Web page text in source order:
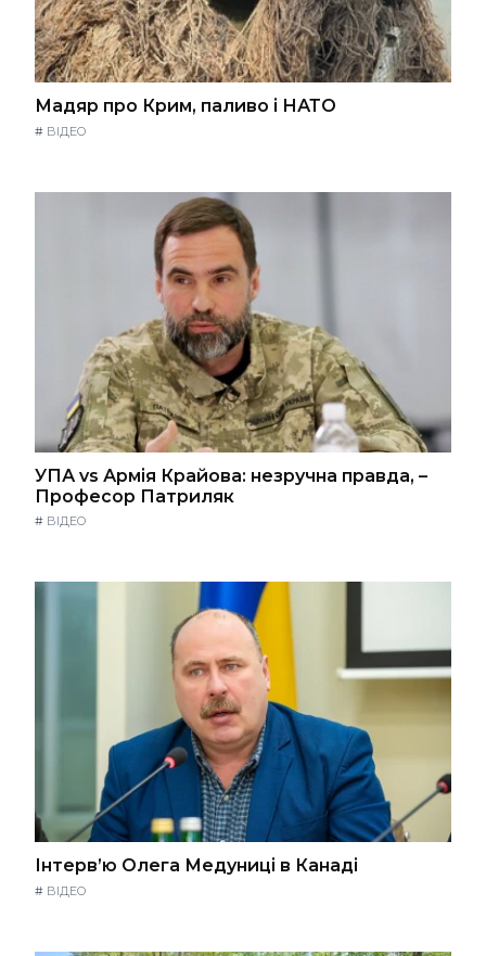
Мадяр про Крим, паливо і НАТО
# ВІДЕО
УПА vs Армія Крайова: незручна правда, –
Професор Патриляк
# ВІДЕО
Інтерв’ю Олега Медуниці в Канаді
# ВІДЕО